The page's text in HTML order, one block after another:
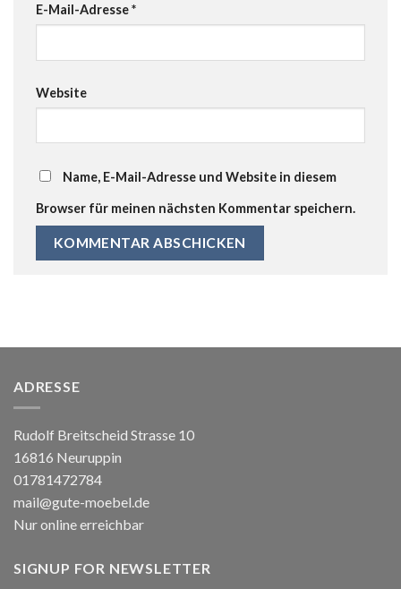
E-Mail-Adresse*
Website
Name, E-Mail-Adresse und Website in diesem
Browser für meinen nächsten Kommentar speichern.
ADRESSE
Rudolf Breitscheid Strasse 10
16816 Neuruppin
01781472784
mail@gute-moebel.de
Nur online erreichbar
SIGNUP FOR NEWSLETTER